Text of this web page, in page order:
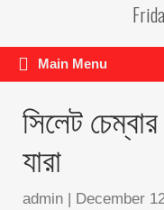
Main Menu
সিলেট
যারা
admin | December